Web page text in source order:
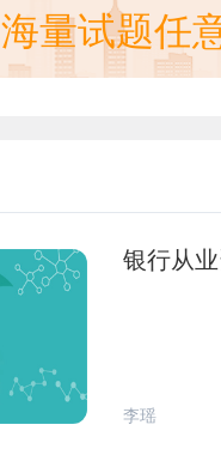
海量试题任
银行从
李瑶